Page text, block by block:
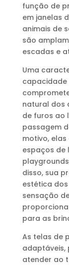
função de
em janelas
animais de
são
escadas e
Uma
natural dos
de furos ao
passagem
motivo,
espaços de
disso, sua
estética
sensação
para as
As telas de
adaptáveis,
atender ao